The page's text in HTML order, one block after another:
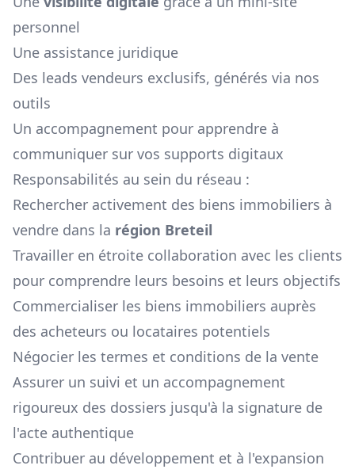
personnel
Une assistance juridique
Des leads vendeurs exclusifs, générés via nos
outils
Un accompagnement pour apprendre à
communiquer sur vos supports digitaux
Responsabilités au sein du réseau :
Rechercher activement des biens immobiliers à
vendre dans la région Breteil
Travailler en étroite collaboration avec les clients
pour comprendre leurs besoins et leurs objectifs
Commercialiser les biens immobiliers auprès
des acheteurs ou locataires potentiels
Négocier les termes et conditions de la vente
Assurer un suivi et un accompagnement
rigoureux des dossiers jusqu'à la signature de
l'acte authentique
Contribuer au développement et à l'expansion